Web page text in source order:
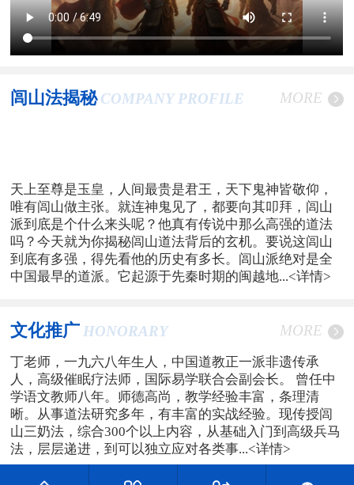
闾山法揭秘 COMPANY PROFILE MORE
天上至尊是玉皇，人间最贵是君王，天下鬼神皆敬仰，
唯有闾山做主张。就连神鬼见了，都要向其叩拜，闾山
派到底是个什么来头呢？他真有传说中那么高强的道法
吗？今天就为你揭秘闾山道法背后的玄机。要说这闾山
到底有多强，得先看他的历史有多长。闾山派绝对是全
中国最早的道派。它起源于先秦时期的闽越地...<详情>
文化推广 HONORARY MORE
丁老师，一九六八年生人，中国道教正一派非遗传承
人，高级催眠疗法师，国际易学联合会副会长。 曾任中
学语文教师八年。师德高尚，教学经验丰富，条理清
晰。从事道法研究多年，有丰富的实战经验。现传授闾
山三奶法，综合300个以上内容，从基础入门到高级兵马
法，层层递进，到可以独立应对各类事...<详情>